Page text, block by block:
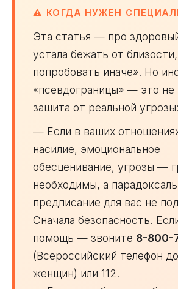
⚠️ КОГДА НУЖЕН
Эта статья — про
устала бежать от
попробовать иначе». Но
«псевдограницы» — это не
защита от реальной угрозы:
— Если в ваших
насилие, эмоциональное
обесценивание, угрозы —
необходимы, а
предписание для вас не
Сначала безопасность.
помощь — звоните 8-800-
(Всероссийский телефон
женщин) или 112.